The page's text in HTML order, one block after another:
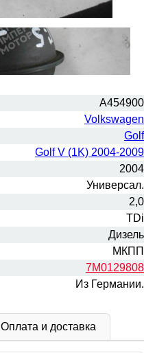
A454900
Volkswagen
Golf
Golf V (1K) 2004-2009
2004
Универсал.
2,0
TDi
Дизель
МКПП
7M0129808
Из Германии.
Оплата и доставка